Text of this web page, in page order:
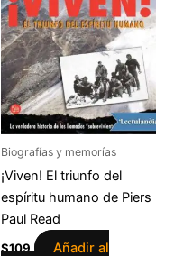
Biografías y memorías
¡Viven! El triunfo del
espíritu humano de Piers
Paul Read
$109
Añadir al